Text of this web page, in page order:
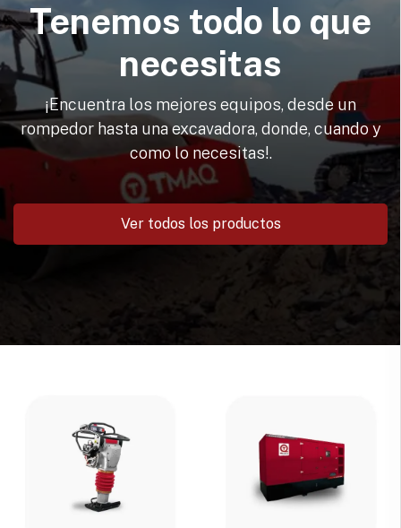
Tenemos todo lo que
necesitas
¡Encuentra los mejores equipos, desde un
rompedor hasta una excavadora, donde, cuando y
como lo necesitas!.
Ver todos los productos